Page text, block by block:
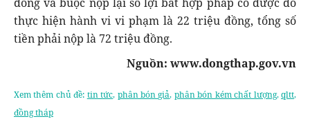
thực hiện hành vi vi phạm là 22 triệu đồng, tổng số
tiền phải nộp là 72 triệu đồng.
Nguồn: www.dongthap.gov.vn
Xem thêm chủ đề: tin tức, phân bón giả, phân bón kém chất lượng,qltt,
đồng tháp